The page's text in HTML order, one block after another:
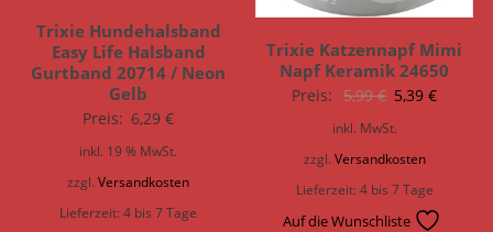
Trixie Hundehalsband
Easy Life Halsband
Gurtband 20714 / Neon
Gelb
Preis: 6,29€
inkl. 19 % MwSt.
zzgl.Versandkosten
Lieferzeit:4 bis 7 Tage
Trixie Katzennapf Mimi
Napf Keramik 24650
Preis: 5,99€
Preis
5,39€
inkl. MwSt.
zzgl. Versandkosten
Lieferzeit:4 bis 7 Tage
Auf die Wunschliste